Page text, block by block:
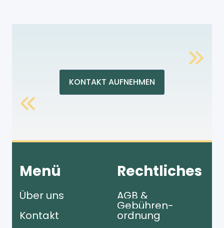
KONTAKT AUFNEHMEN
Menü
Über uns
Kontakt
Rechtliches
AGB &
Gebühren­
ordnung